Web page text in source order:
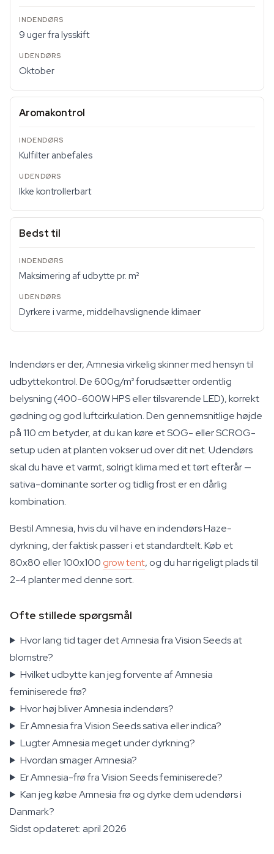
9 uger fra lysskift
Oktober
Aromakontrol
Kulfilter anbefales
Ikke kontrollerbart
Bedst til
Maksimering af udbytte pr. m²
Dyrkere i varme, middelhavslignende klimaer
Indendørs er der, Amnesia virkelig skinner med hensyn til
udbyttekontrol. De 600g/m² forudsætter ordentlig
belysning (400-600W HPS eller tilsvarende LED), korrekt
gødning og god luftcirkulation. Den gennemsnitlige højde
på 110 cm betyder, at du kan køre et SOG- eller SCROG-
setup uden at planten vokser ud over dit net. Udendørs
skal du have et varmt, solrigt klima med et tørt efterår —
sativa-dominante sorter og tidlig frost er en dårlig
kombination.
Bestil Amnesia, hvis du vil have en indendørs Haze-
dyrkning, der faktisk passer i et standardtelt. Køb et
80x80 eller 100x100 grow tent, og du har rigeligt plads til
2-4 planter med denne sort.
Ofte stillede spørgsmål
Hvor lang tid tager det Amnesia fra Vision Seeds at
blomstre?
Hvilket udbytte kan jeg forvente af Amnesia
feminiserede frø?
Hvor høj bliver Amnesia indendørs?
Er Amnesia fra Vision Seeds sativa eller indica?
Lugter Amnesia meget under dyrkning?
Hvordan smager Amnesia?
Er Amnesia-frø fra Vision Seeds feminiserede?
Kan jeg købe Amnesia frø og dyrke dem udendørs i
Danmark?
Sidst opdateret: april 2026